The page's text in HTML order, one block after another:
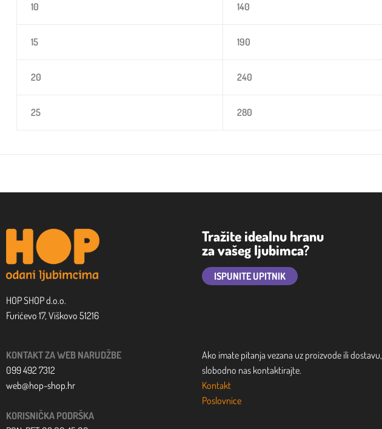
10 140
15 190
20 240
25 280
HOP SHOP d.o.o.
Furićevo 17, Viškovo 51216
Tražite idealnu hranu
za vašeg ljubimca?
ISPUNITE UPITNIK
KONTAKT ZA WEB NARUDŽBE
099 492 7312
web@hop-shop.hr
KORISNIČKA PODRŠKA
Ako imate pitanja vezana uz proizvode ili dostavu,
slobodno nas kontaktirajte.
Kontakt
Poslovnice